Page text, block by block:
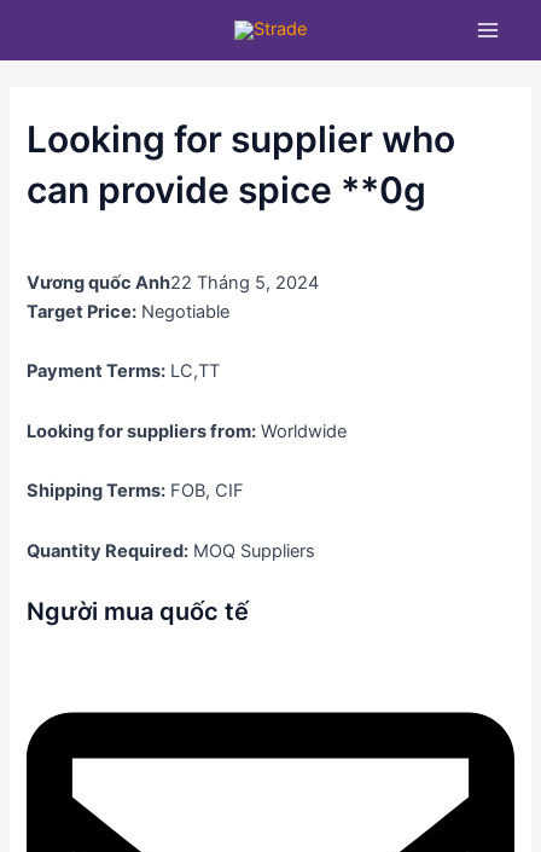
Main
Looking for supplier who
can provide spice **0g
Vương quốc Anh22 Tháng 5, 2024
Target Price: Negotiable
Payment Terms: LC,TT
Looking for suppliers from: Worldwide
Shipping Terms: FOB, CIF
Quantity Required: MOQ Suppliers
Người mua quốc tế